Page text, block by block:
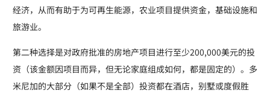
经济，从而有助于为可再生能源，农业项目提供资金，基础设施和
旅游业。
第二种选择是对政府批准的房地产项目进行至少200,000美元的投
资（该金额因项目而异，但无论家庭组成如何，都是固定的）。多
米尼加的大部分（如果不是全部）投资都在酒店，别墅或度假胜